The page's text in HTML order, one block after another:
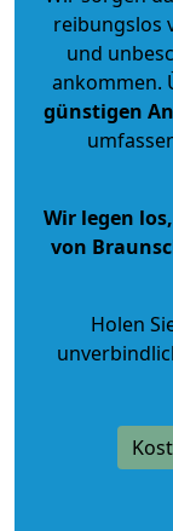
reibungslos
und
ankommen.
günstigen
Wir legen
von
Holen